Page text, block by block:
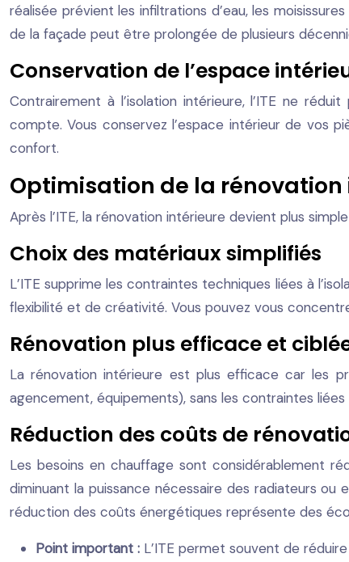
réalisée prévient les infiltrations d’eau, les
de la façade peut être prolongée de plusieurs
Conservation de l’espace
Contrairement à l’isolation intérieure, l’ITE ne
compte. Vous conservez l’espace intérieur de vos
confort.
Optimisation de la rénovation
Après l’ITE, la rénovation intérieure devient plus
Choix des matériaux simplifiés
L’ITE supprime les contraintes techniques liées à
flexibilité et de créativité. Vous pouvez vous
Rénovation plus efficace et
La rénovation intérieure est plus efficace car les
agencement, équipements), sans les contraintes
Réduction des coûts de
Les besoins en chauffage sont considérablement
diminuant la puissance nécessaire des radiateurs
réduction des coûts énergétiques représente des
Point important : L’ITE permet souvent de